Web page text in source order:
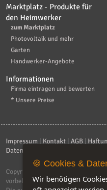
Marktplatz - Produkte für
den Heimwerker
zum Marktplatz
Photovoltaik und mehr
Garten
Handwerker-Angebote
Informationen
Firma eintragen und bewerten
* Unsere Preise
Impressum Kontakt AGB
Datenschutzerklärung
Copyright © 2026
vorbehalten.
🍪 Cookies &
Wir benötigen